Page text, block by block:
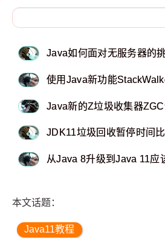
Java如何面对无服务器的挑
使用Java新功能
Java新的Z垃圾收集器
JDK11垃圾回收暂停时间
从Java 8升级到Java 11应
本文话题：
Java11教程